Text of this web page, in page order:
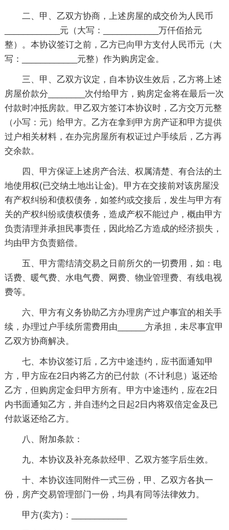
二、甲、乙双方协商，上述房屋的成交价为人民币
____________元（大写：____________万仟佰拾元
整）。本协议签订之前，乙方已向甲方支付人民币元（大
写：____________元整）作为购房定金。
三、甲、乙双方议定，自本协议生效后，乙方将上述
房屋价款分________次付给甲方，购房定金将在最后一次
付款时冲抵房款。甲乙双方签订本协议时，乙方交万元整
（小写：元）给甲方。乙方在拿到甲方房产证和甲方提供
过户相关材料，在办完房屋所有权证过户手续后，乙方再
交余款。
四、甲方保证上述房产合法、权属清楚、有合法的土
地使用权(已交纳土地出让金)。甲方在交接前对该房屋没
有产权纠纷和债权债务，如签约或交接后，发生与甲方有
关的产权纠纷或债权债务，造成产权不能过户，概由甲方
负责清理并承担民事责任，因此给乙方造成的经济损失，
均由甲方负责赔偿。
五、甲方需结清交易之日前所欠的一切费用，如：电
话费、暖气费、水电气费、网费、物业管理费、有线电视
费等。
六、甲方有义务协助乙方办理房产过户事宜的相关手
续，办理过户手续所需费用由______方承担，未尽事宜甲
乙双方协商解决。
七、本协议签订后，乙方中途违约，应书面通知甲
方，甲方应在2日内将乙方的已付款（不计利息）返还给
乙方，但购房定金归甲方所有。甲方中途违约，应在2日
内书面通知乙方，并自违约之日起2日内将双倍定金及已
付款返还给乙方。
八、附加条款：
九、本协议及补充条款经甲、乙双方签字后生效。
十、本协议连同附件一式三份，甲、乙双方各执一
份，房产交易管理部门一份，均具有同等法律效力。
甲方(卖方)：____________